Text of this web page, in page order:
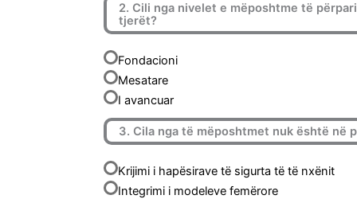
2. Cili nga nivelet e mëposhtme të
tjerët?
Fondacioni
Mesatare
I avancuar
3. Cila nga të mëposhtmet nuk është në
Krijimi i hapësirave të sigurta të të nxënit
Integrimi i modeleve femërore